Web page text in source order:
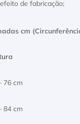
de fabricação;
cm
76 cm
84 cm